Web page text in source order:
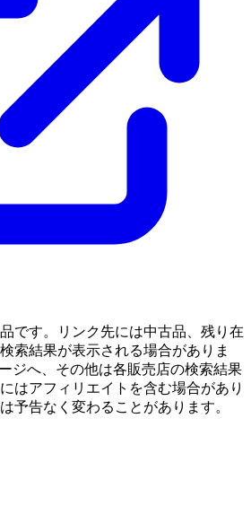
です。リンク先には中古品、残り在
索結果が表示される場合がありま
ジへ、その他は各販売店の検索結果
はアフィリエイトを含む場合があり
予告なく変わることがあります。